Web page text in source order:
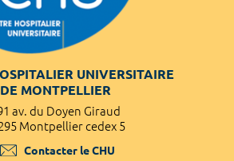
UNIVERSITAIRE
DE MONTPELLIER
av. du Doyen Giraud
Montpellier cedex 5
Contacter le CHU